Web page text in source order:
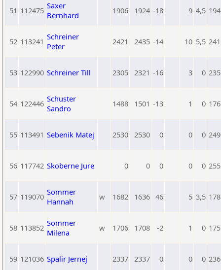
51 112475 Saxer
Bernhard
1906 1924 -18 9 4,5
52 113241 Schreiner
Peter
2421 2435 -14 10 5,5
53 122990 Schreiner Till 2305 2321 -16 3 0
54 122446 Schuster
Sandro
1488 1501 -13 1 0
55 113491 Sebenik Matej 2530 2530 0 0 0
56 117742 Skoberne Jure 0 0 0 0 0
57 119070 Sommer
Hannah
w 1682 1636 46 5 3,5
58 113852 Sommer
Milena
w 1706 1708 -2 1 0
59 121036 Spalir Jernej 2337 2337 0 0 0